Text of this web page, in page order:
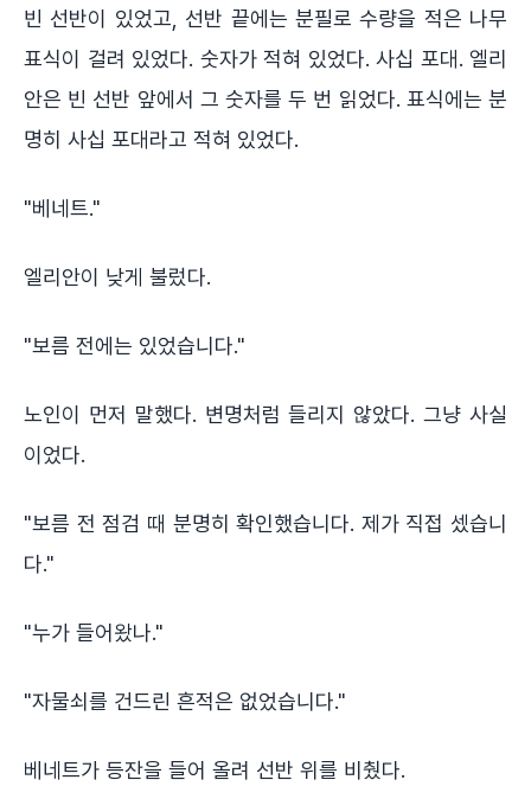
빈 선반이 있었고, 선반 끝에는 분필로 수량을 적은 나무
표식이 걸려 있었다. 숫자가 적혀 있었다. 사십 포대. 엘리
안은 빈 선반 앞에서 그 숫자를 두 번 읽었다. 표식에는 분
명히 사십 포대라고 적혀 있었다.
"베네트."
엘리안이 낮게 불렀다.
"보름 전에는 있었습니다."
노인이 먼저 말했다. 변명처럼 들리지 않았다. 그냥 사실
이었다.
"보름 전 점검 때 분명히 확인했습니다. 제가 직접 셌습니
다."
"누가 들어왔나."
"자물쇠를 건드린 흔적은 없었습니다."
베네트가 등잔을 들어 올려 선반 위를 비췄다.